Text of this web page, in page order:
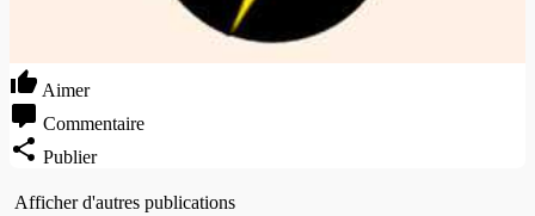
Aimer
Commentaire
Publier
Afficher d'autres publications